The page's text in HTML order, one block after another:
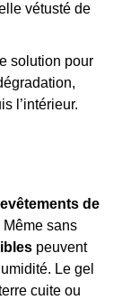
vétusté de
solution pour
l’intérieur.
de
sans
peuvent
Le gel
cuite ou